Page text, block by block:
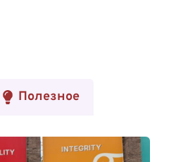
Полезное